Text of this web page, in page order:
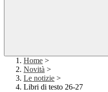
Home >
Novità >
Le notizie >
Libri di testo 26-27